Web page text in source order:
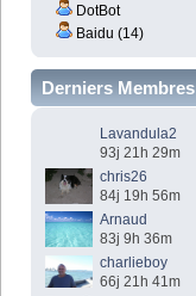
DotBot
Baidu (14)
Derniers Membres
Lavandula2
93j 21h 29m
chris26
84j 19h 56m
Arnaud
83j 9h 36m
charlieboy
66j 21h 41m